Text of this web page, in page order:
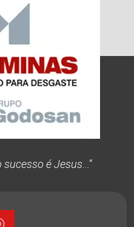
é Jesus...”